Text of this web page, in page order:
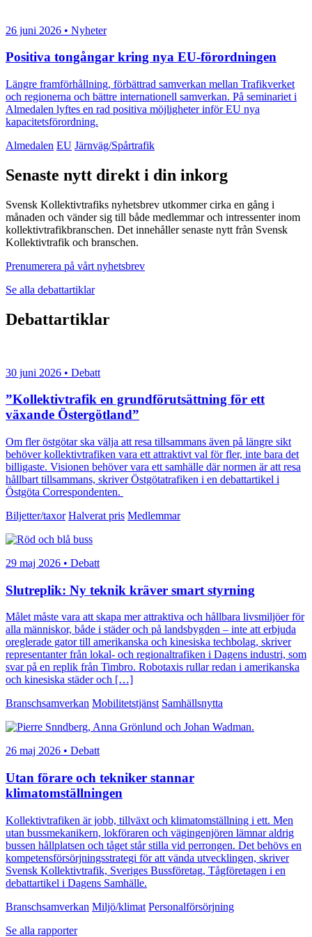
26 juni 2026 • Nyheter
Positiva tongångar kring nya EU-förordningen
Längre framförhållning, förbättrad samverkan mellan Trafikverket
och regionerna och bättre internationell samverkan. På seminariet i
Almedalen lyftes en rad positiva möjligheter inför EU nya
kapacitetsförordning.
Almedalen EU Järnväg/Spårtrafik
Senaste nytt direkt i din inkorg
Svensk Kollektivtrafiks nyhetsbrev utkommer cirka en gång i
månaden och vänder sig till både medlemmar och intressenter inom
kollektivtrafikbranschen. Det innehåller senaste nytt från Svensk
Kollektivtrafik och branschen.
Prenumerera på vårt nyhetsbrev
Se alla debattartiklar
Debattartiklar
30 juni 2026 • Debatt
”Kollektivtrafik en grundförutsättning för ett
växande Östergötland”
Om fler östgötar ska välja att resa tillsammans även på längre sikt
behöver kollektivtrafiken vara ett attraktivt val för fler, inte bara det
billigaste. Visionen behöver vara ett samhälle där normen är att resa
hållbart tillsammans, skriver Östgötatrafiken i en debattartikel i
Östgöta Correspondenten.
Biljetter/taxor Halverat pris Medlemmar
29 maj 2026 • Debatt
Slutreplik: Ny teknik kräver smart styrning
Målet måste vara att skapa mer attraktiva och hållbara livsmiljöer för
alla människor, både i städer och på landsbygden – inte att erbjuda
oreglerade gator till amerikanska och kinesiska techbolag, skriver
representanter från lokal- och regionaltrafiken i Dagens industri, som
svar på en replik från Timbro. Robotaxis rullar redan i amerikanska
och kinesiska städer och […]
Branschsamverkan Mobilitetstjänst Samhällsnytta
26 maj 2026 • Debatt
Utan förare och tekniker stannar
klimatomställningen
Kollektivtrafiken är jobb, tillväxt och klimatomställning i ett. Men
utan bussmekanikern, lokföraren och vägingenjören lämnar aldrig
bussen hållplatsen och tåget står stilla vid perrongen. Det behövs en
kompetensförsörjningsstrategi för att vända utvecklingen, skriver
Svensk Kollektivtrafik, Sveriges Bussföretag, Tågföretagen i en
debattartikel i Dagens Samhälle.
Branschsamverkan Miljö/klimat Personalförsörjning
Se alla rapporter